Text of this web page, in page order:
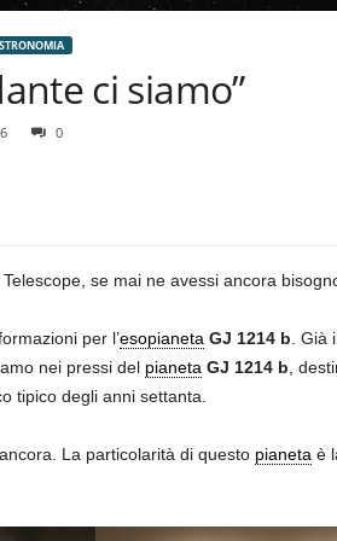
ci siamo”
0
se mai ne avessi ancora
per l’esopianeta GJ 1214 b. Già
nei pressi del pianeta GJ 1214 b,
tipico degli anni settanta.
La particolarità di questo pianetaè